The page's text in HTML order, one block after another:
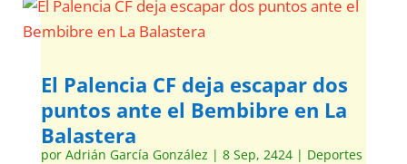
El Palencia CF deja escapar dos
puntos ante el Bembibre en La
Balastera
por Adrián García González | 8 Sep, 2424| Deportes